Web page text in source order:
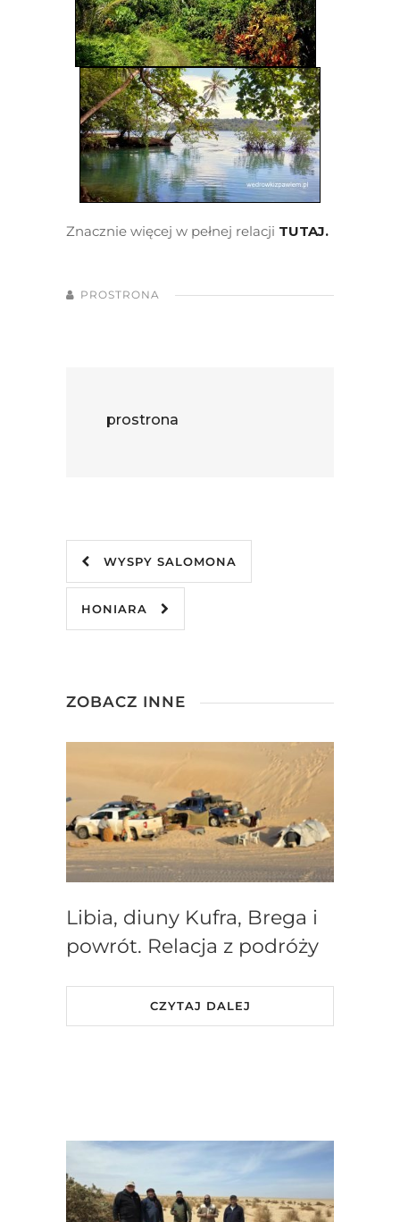
Znacznie więcej w pełnej relacji TUTAJ.
PROSTRONA
prostrona
WYSPY SALOMONA
HONIARA
ZOBACZ INNE
Libia, diuny Kufra, Brega i
powrót. Relacja z podróży
CZYTAJ DALEJ